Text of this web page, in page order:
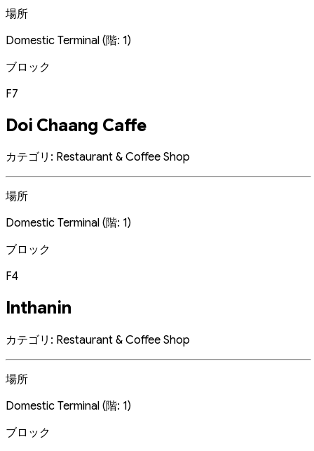
場所
Domestic Terminal (階: 1)
ブロック
F7
Doi Chaang Caffe
カテゴリ: Restaurant & Coffee Shop
場所
Domestic Terminal (階: 1)
ブロック
F4
Inthanin
カテゴリ: Restaurant & Coffee Shop
場所
Domestic Terminal (階: 1)
ブロック